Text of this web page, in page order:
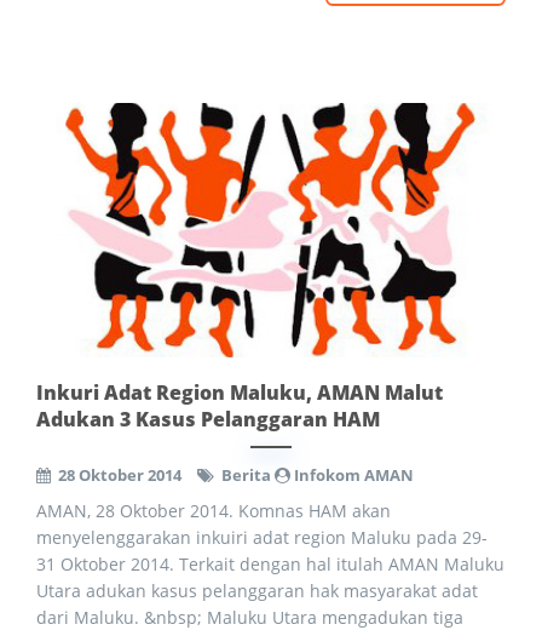
Inkuri Adat Region Maluku, AMAN Malut
Adukan 3 Kasus Pelanggaran HAM
28 Oktober 2014 Berita Infokom AMAN
AMAN, 28 Oktober 2014. Komnas HAM akan
menyelenggarakan inkuiri adat region Maluku pada 29-
31 Oktober 2014. Terkait dengan hal itulah AMAN Maluku
Utara adukan kasus pelanggaran hak masyarakat adat
dari Maluku. &nbsp; Maluku Utara mengadukan tiga